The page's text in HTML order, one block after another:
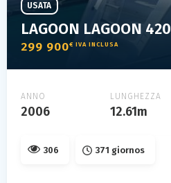
LAGOON LAGOON 420
299 900€ IVA INCLUSA
USATA
ANNO
2006
LUNGHEZZA
12.61m
306 371 giornos